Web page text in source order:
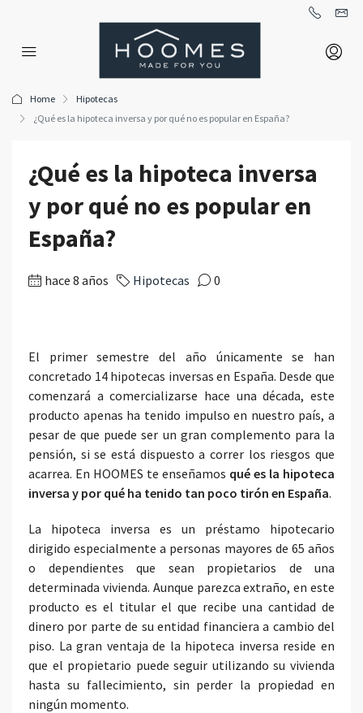
Home
Hipotecas
¿Qué es la hipoteca inversa y por qué no es popular en España?
¿Qué es la hipoteca inversa
y por qué no es popular en
España?
hace 8 años Hipotecas 0
El primer semestre del año únicamente se han
concretado 14 hipotecas inversas en España. Desde que
comenzará a comercializarse hace una década, este
producto apenas ha tenido impulso en nuestro país, a
pesar de que puede ser un gran complemento para la
pensión, si se está dispuesto a correr los riesgos que
acarrea. En HOOMES te enseñamos qué es la hipoteca
inversa y por qué ha tenido tan poco tirón en España.
La hipoteca inversa es un préstamo hipotecario
dirigido especialmente a personas mayores de 65 años
o dependientes que sean propietarios de una
determinada vivienda. Aunque parezca extraño, en este
producto es el titular el que recibe una cantidad de
dinero por parte de su entidad financiera a cambio del
piso. La gran ventaja de la hipoteca inversa reside en
que el propietario puede seguir utilizando su vivienda
hasta su fallecimiento, sin perder la propiedad en
ningún momento.